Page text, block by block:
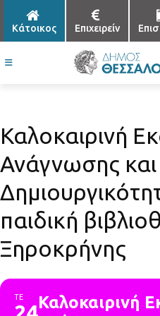
Κάτοικος Επιχειρείν
Καλοκαιρινή
Ανάγνωσης και
παιδική
Ξηροκρήνης
ΤΕ
Καλοκαιρινή